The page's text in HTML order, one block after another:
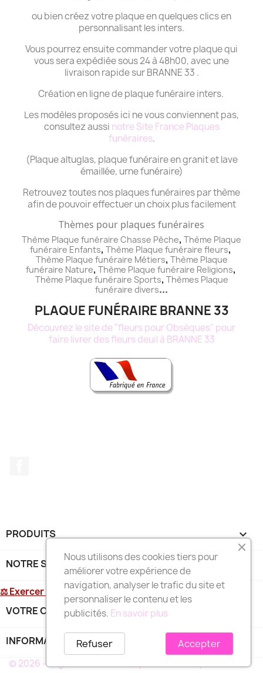
ou bien créez votre plaque en quelques clics en
personnalisant les inters.
Vous pourrez ensuite commander votre plaque qui
vous sera expédiée sous 24 à 48h00, avec une
livraison rapide sur BRANNE 33 .
Création en ligne de plaque funéraire inters.
Les modèles proposés ici ne vous conviennent pas,
consultez aussi notre Site France Plaques
funéraires.
(Plaque altuglas, plaque funéraire en granit et lave
émaillée, urne funéraire)
Retrouvez toutes nos plaques funéraires par thème
afin de pouvoir effectuer un choix plus facilement
Thèmes pour plaques funéraires
Thème Plaque funéraire Chasse Pêche, Thème Plaque
funéraire Enfants, Thème Plaque funéraire fleurs,
Thème Plaque funéraire Métiers, Thème Plaque
funéraire Nature, Thème Plaque funéraire Religions,
Thème Plaque funéraire Sports, Thèmes Plaque
funéraire divers...
PLAQUE FUNÉRAIRE BRANNE 33
Découvrez le site de "fleurs pour Obsèques" pour
faire livrer des fleurs deuil à BRANNE 33
PRODUITS 
NOTRE SOCIÉTÉ
⚖ Exercer mon droit de rétractation
VOTRE COMPTE
INFORMATIONS
© 2026 - Logiciel e-commerce par PrestaShop™
Nous utilisons des cookies tiers pour
améliorer votre expérience de
navigation, analyser le trafic du site et
personnaliser le contenu et les
publicités. En savoir plus
Accepter
Refuser